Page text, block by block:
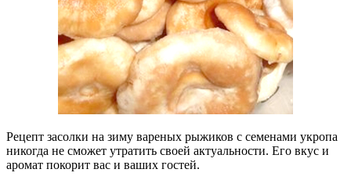
Рецепт засолки на зиму вареных рыжиков с семенами укропа
никогда не сможет утратить своей актуальности. Его вкус и
аромат покорит вас и ваших гостей.